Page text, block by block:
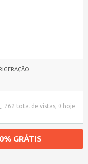
762 total de vistas, 0 hoje
GRÁTIS